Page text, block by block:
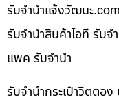
รับจํานําแจ้งวัฒนะ
รับจำนำสินค้าไอที รับ
แพค รับจำนำ
รับจำนำกระเป๋าวิตตอ